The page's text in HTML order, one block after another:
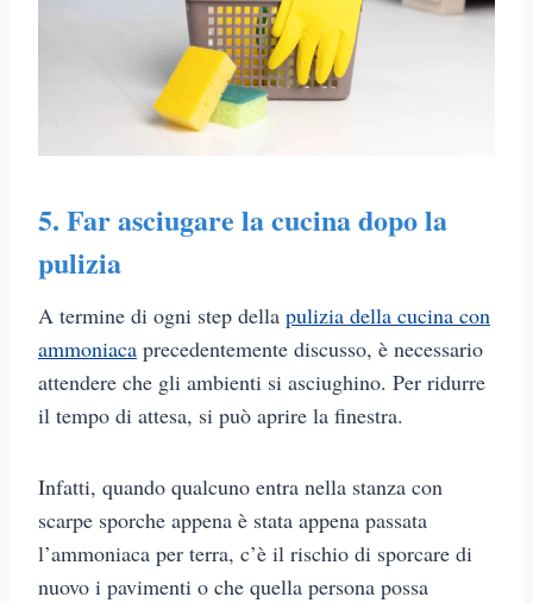
5. Far asciugare la cucina dopo la
pulizia
A termine di ogni step della pulizia della cucina con
ammoniaca precedentemente discusso, è necessario
attendere che gli ambienti si asciughino. Per ridurre
il tempo di attesa, si può aprire la finestra.
Infatti, quando qualcuno entra nella stanza con
scarpe sporche appena è stata appena passata
l’ammoniaca per terra, c’è il rischio di sporcare di
nuovo i pavimenti o che quella persona possa